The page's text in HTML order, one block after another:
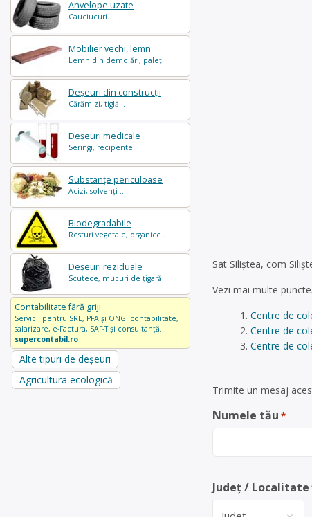
Anvelope uzate
Cauciucuri...
Mobilier vechi, lemn
Lemn din demolări, paleți...
Deșeuri din construcții
Cărămizi, tiglă...
Deșeuri medicale
Seringi, recipente ...
Substanțe periculoase
Acizi, solvenți ...
Biodegradabile
Resturi vegetale, organice..
Deșeuri reziduale
Scutece, mucuri de țigară..
Contabilitate fără griji
Servicii pentru SRL, PFA și ONG: contabilitate,
salarizare, e-Factura, SAF-T și consultanță.
supercontabil.ro
Alte tipuri de deșeuri
Agricultura ecologică
Sat Siliștea, com
Vezi mai multe
Centre de
Centre de
Centre de
Trimite un mesaj
Numele tău *
Județ / Localitate